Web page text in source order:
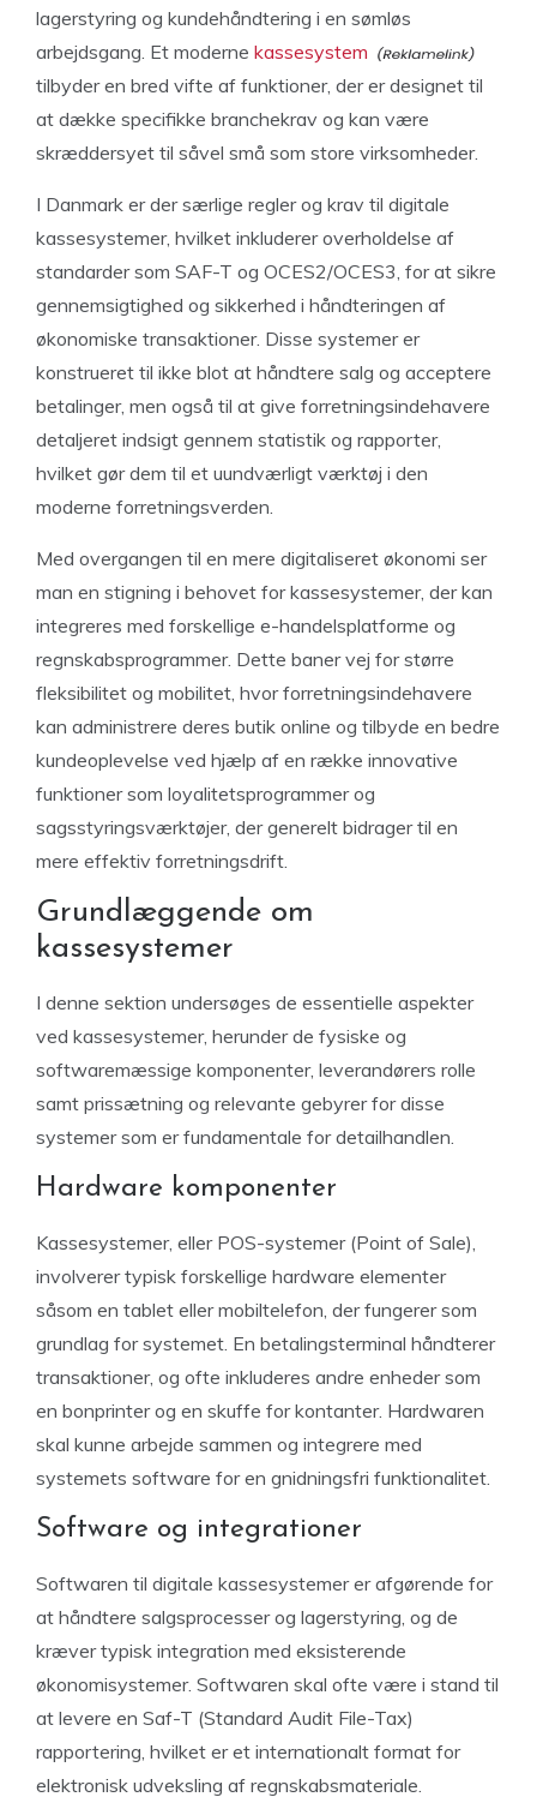
lagerstyring og kundehåndtering i en sømløs
arbejdsgang. Et moderne kassesystem
tilbyder en bred vifte af funktioner, der er designet til
at dække specifikke branchekrav og kan være
skræddersyet til såvel små som store virksomheder.
I Danmark er der særlige regler og krav til digitale
kassesystemer, hvilket inkluderer overholdelse af
standarder som SAF-T og OCES2/OCES3, for at sikre
gennemsigtighed og sikkerhed i håndteringen af
økonomiske transaktioner. Disse systemer er
konstrueret til ikke blot at håndtere salg og acceptere
betalinger, men også til at give forretningsindehavere
detaljeret indsigt gennem statistik og rapporter,
hvilket gør dem til et uundværligt værktøj i den
moderne forretningsverden.
Med overgangen til en mere digitaliseret økonomi ser
man en stigning i behovet for kassesystemer, der kan
integreres med forskellige e-handelsplatforme og
regnskabsprogrammer. Dette baner vej for større
fleksibilitet og mobilitet, hvor forretningsindehavere
kan administrere deres butik online og tilbyde en bedre
kundeoplevelse ved hjælp af en række innovative
funktioner som loyalitetsprogrammer og
sagsstyringsværktøjer, der generelt bidrager til en
mere effektiv forretningsdrift.
Grundlæggende om
kassesystemer
I denne sektion undersøges de essentielle aspekter
ved kassesystemer, herunder de fysiske og
softwaremæssige komponenter, leverandørers rolle
samt prissætning og relevante gebyrer for disse
systemer som er fundamentale for detailhandlen.
Hardware komponenter
Kassesystemer, eller POS-systemer (Point of Sale),
involverer typisk forskellige hardware elementer
såsom en tablet eller mobiltelefon, der fungerer som
grundlag for systemet. En betalingsterminal håndterer
transaktioner, og ofte inkluderes andre enheder som
en bonprinter og en skuffe for kontanter. Hardwaren
skal kunne arbejde sammen og integrere med
systemets software for en gnidningsfri funktionalitet.
Software og integrationer
Softwaren til digitale kassesystemer er afgørende for
at håndtere salgsprocesser og lagerstyring, og de
kræver typisk integration med eksisterende
økonomisystemer. Softwaren skal ofte være i stand til
at levere en Saf-T (Standard Audit File-Tax)
rapportering, hvilket er et internationalt format for
elektronisk udveksling af regnskabsmateriale.